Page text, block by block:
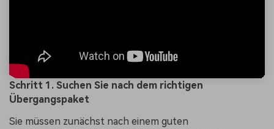
Schritt 1. Suchen Sie nach dem richtigen
Übergangspaket
Sie müssen zunächst nach einem guten